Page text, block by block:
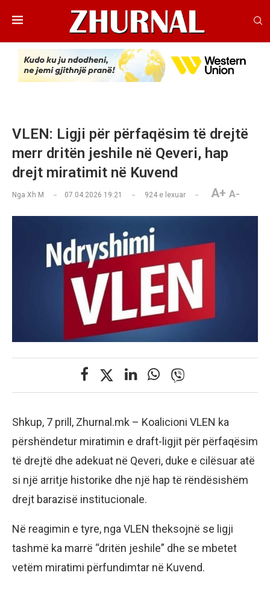
VLEN: Ligji për përfaqësim të drejtë
merr dritën jeshile në Qeveri, hap
drejt miratimit në Kuvend
Nga Xh M 07.04.2026 19:21 924 e lexuar A+ A-
Shkup, 7 prill, Zhurnal.mk – Koalicioni VLEN ka
përshëndetur miratimin e draft-ligjit për përfaqësim
të drejtë dhe adekuat në Qeveri, duke e cilësuar atë
si një arritje historike dhe një hap të rëndësishëm
drejt barazisë institucionale.
Në reagimin e tyre, nga VLEN theksojnë se ligji
tashmë ka marrë “dritën jeshile” dhe se mbetet
vetëm miratimi përfundimtar në Kuvend.